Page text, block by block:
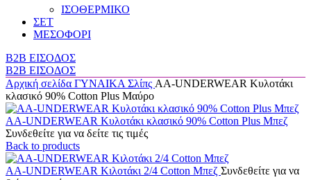
ΙΣΟΘΕΡΜΙΚΟ
ΣΕΤ
ΜΕΣΟΦΟΡΙ
B2B ΕΙΣΟΔΟΣ
B2B ΕΙΣΟΔΟΣ
Αρχική σελίδα ΓΥΝΑΙΚΑ Σλίπς AA-UNDERWEAR Κυλοτάκι
κλασικό 90% Cotton Plus Μαύρο
AA-UNDERWEAR Κυλοτάκι κλασικό 90% Cotton Plus Μπεζ
Συνδεθείτε για να δείτε τις τιμές
Back to products
AA-UNDERWEAR Κιλοτάκι 2/4 Cotton Μπεζ Συνδεθείτε για να